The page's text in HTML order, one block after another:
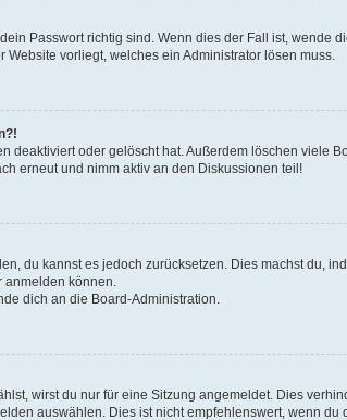
Passwort richtig sind. Wenn dies der Fall ist, wende
vorliegt, welches ein Administrator lösen muss.
deaktiviert oder gelöscht hat. Außerdem löschen viele
erneut und nimm aktiv an den Diskussionen teil!
du kannst es jedoch zurücksetzen. Dies machst du,
können.
dich an die Board-Administration.
wirst du nur für eine Sitzung angemeldet. Dies
auswählen. Dies ist nicht empfehlenswert, wenn